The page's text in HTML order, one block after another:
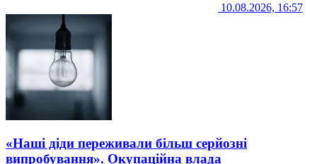
10.08.2026, 16:57
«Наші діди переживали більш серйозні
випробування». Окупаційна влада